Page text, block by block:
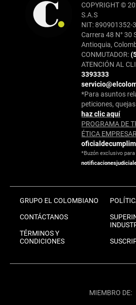
COPYRIGHT ©
S.A.S
NIT: 890901352-3
Carrera 48 N° 30
Antioquia,
CONMUTADOR:
ATENCIÓN AL
3393333
*Para asuntos
peticiones,
haz clic aquí
PROGRAMA DE
ÉTICA
*Buzón exclusivo
GRUPO EL COLOMBIANO
CONTÁCTANOS
TÉRMINOS Y
CONDICIONES
MIEMBRO DE: